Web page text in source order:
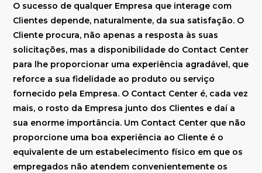
O sucesso de qualquer Empresa que interage com
Clientes depende, naturalmente, da sua satisfação. O
Cliente procura, não apenas a resposta às suas
solicitações, mas a disponibilidade do Contact Center
para lhe proporcionar uma experiência agradável, que
reforce a sua fidelidade ao produto ou serviço
fornecido pela Empresa. O Contact Center é, cada vez
mais, o rosto da Empresa junto dos Clientes e daí a
sua enorme importância. Um Contact Center que não
proporcione uma boa experiência ao Cliente é o
equivalente de um estabelecimento físico em que os
empregados não atendem convenientemente os